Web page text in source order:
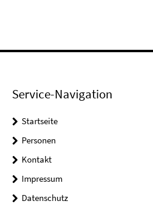
Service-Navigation
Startseite
Personen
Kontakt
Impressum
Datenschutz